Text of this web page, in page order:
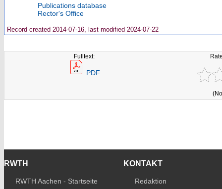
Publications database
Rector's Office
Record created 2014-07-16, last modified 2024-07-22
Fulltext:
PDF
RWTH
RWTH Aachen - Startseite
KONTAKT
Redaktion